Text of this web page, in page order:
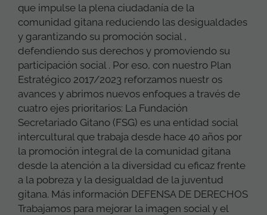
que impulse la plena ciudadanía de la
comunidad gitana reduciendo las desigualdades
y garantizando su promoción social ,
defendiendo sus derechos y promoviendo su
participación social . Por eso, con nuestro Plan
Estratégico 2017/2023 reforzamos nuestr os
avances y abrimos nuevos enfoques a través de
cuatro ejes prioritarios: La Fundación
Secretariado Gitano (FSG) es una entidad social
intercultural que trabaja desde hace 40 años por
la promoción integral de la comunidad gitana
desde la atención a la diversidad cu eficaz frente
a la pobreza y la desigualdad de la juventud
gitana. Más información DEFENSA DE DERECHOS
Trabajamos para mejorar la imagen social y el